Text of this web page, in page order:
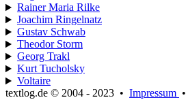
Rainer Maria Rilke
Joachim Ringelnatz
Gustav Schwab
Theodor Storm
Georg Trakl
Kurt Tucholsky
Voltaire
textlog.de © 2004 - 2023 • Impressum •